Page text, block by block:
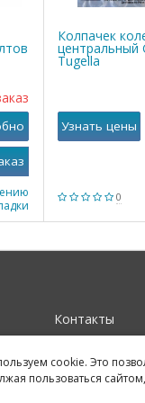
cookie. Это
пользоваться
Колпачек
центральный
Tugella
0
Узнать цены
Контакты
Соглашение